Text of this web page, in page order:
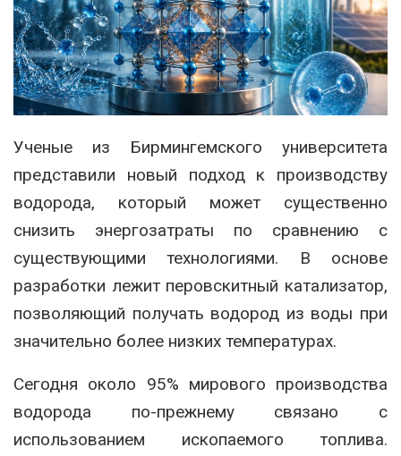
Ученые из Бирмингемского университета
представили новый подход к производству
водорода, который может существенно
снизить энергозатраты по сравнению с
существующими технологиями. В основе
разработки лежит перовскитный катализатор,
позволяющий получать водород из воды при
значительно более низких температурах.
Сегодня около 95% мирового производства
водорода по-прежнему связано с
использованием ископаемого топлива.